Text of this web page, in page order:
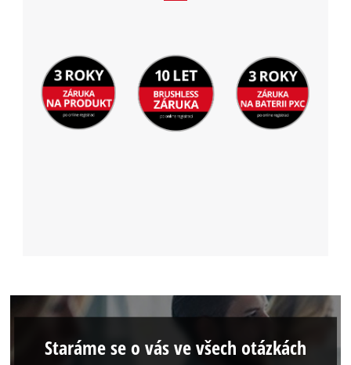
Staráme se o vás ve všech otázkách